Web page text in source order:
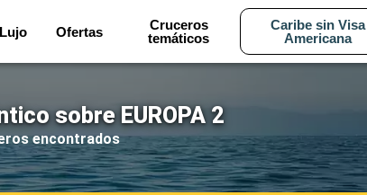
Lujo Ofertas
Cruceros
temáticos
Caribe sin Visa
Americana
sobre EUROPA 2
encontrados